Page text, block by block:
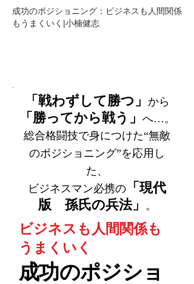
成功のポジショニング：ビジネスも人間関係
もうまくいく|小楠健志
「戦わずして勝つ」 から
「勝ってから戦う」 へ…。
総合格闘技で身につけた“無敵
のポジショニング”を応用し
た、
ビジネスマン必携の
「現代
版 孫氏の兵法」
。
ビジネスも人間関係も
うまくいく
成功のポジショ